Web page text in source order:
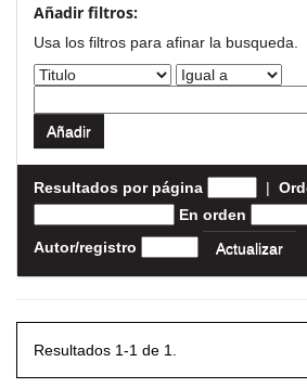
Añadir filtros:
Usa los filtros para afinar la busqueda.
Resultados por página |
En orden
Autor/registro
Resultados 1-1 de 1.